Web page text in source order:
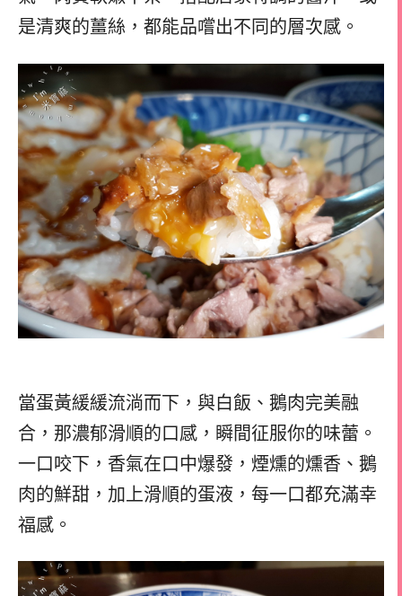
是清爽的薑絲，都能品嚐出不同的層次感。
當蛋黃緩緩流淌而下，與白飯、鵝肉完美融
合，那濃郁滑順的口感，瞬間征服你的味蕾。
一口咬下，香氣在口中爆發，煙燻的燻香、鵝
肉的鮮甜，加上滑順的蛋液，每一口都充滿幸
福感。